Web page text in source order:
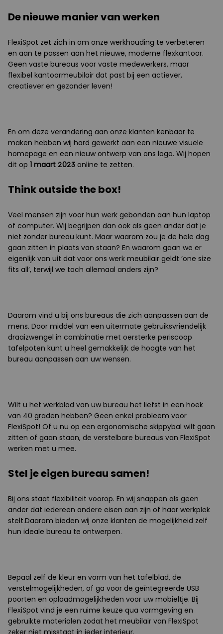
De nieuwe manier van werken
FlexiSpot zet zich in om onze werkhouding te verbeteren
en aan te passen aan het nieuwe, moderne flexkantoor.
Geen vaste bureaus voor vaste medewerkers, maar
flexibel kantoormeubilair dat past bij een actiever,
creatiever en gezonder leven!
En om deze verandering aan onze klanten kenbaar te
maken hebben wij hard gewerkt aan een nieuwe visuele
homepage en een nieuw ontwerp van ons logo. Wij hopen
dit op 1 maart 2023 online te zetten.
Think outside the box!
Veel mensen zijn voor hun werk gebonden aan hun laptop
of computer. Wij begrijpen dan ook als geen ander dat je
niet zonder bureau kunt. Maar waarom zou je de hele dag
gaan zitten in plaats van staan? En waarom gaan we er
eigenlijk van uit dat voor ons werk meubilair geldt ‘one size
fits all’, terwijl we toch allemaal anders zijn?
Daarom vind u bij ons bureaus die zich aanpassen aan de
mens. Door middel van een uitermate gebruiksvriendelijk
draaizwengel in combinatie met oersterke periscoop
tafelpoten kunt u heel gemakkelijk de hoogte van het
bureau aanpassen aan uw wensen.
Wilt u het werkblad van uw bureau het liefst in een hoek
van 40 graden hebben? Geen enkel probleem voor
FlexiSpot! Of u nu op een ergonomische skippybal wilt gaan
zitten of gaan staan, de verstelbare bureaus van FlexiSpot
werken met u mee.
Stel je eigen bureau samen!
Bij ons staat flexibiliteit voorop. En wij snappen als geen
ander dat iedereen andere eisen aan zijn of haar werkplek
stelt.Daarom bieden wij onze klanten de mogelijkheid zelf
hun ideale bureau te ontwerpen.
Bepaal zelf de kleur en vorm van het tafelblad, de
verstelmogelijkheden, of ga voor de geïntegreerde USB
poorten en oplaadmogelijkheden voor uw mobieltje. Bij
FlexiSpot vind je een ruime keuze qua vormgeving en
gebruikte materialen zodat het meubilair van FlexiSpot
zeker niet misstaat in ieder interieur.